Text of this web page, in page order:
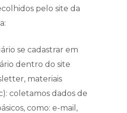
pelo site da
se cadastrar em
dentro do site
materiais
coletamos dados de
como: e-mail,